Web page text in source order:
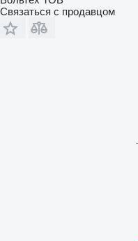
Связаться с продавцом